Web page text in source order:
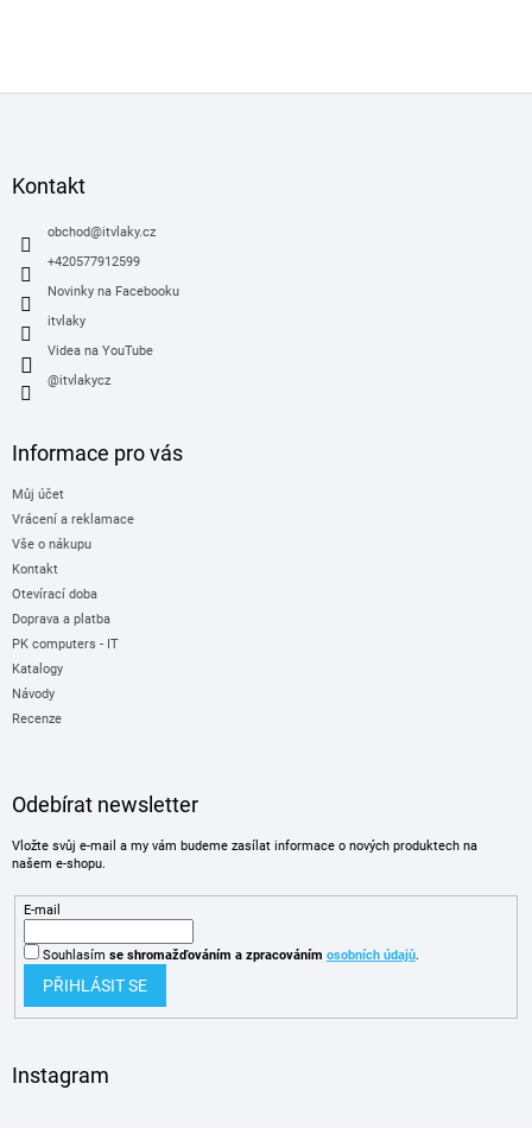
Kontakt
obchod@itvlaky.cz
+420577912599
Novinky na Facebooku
itvlaky
Videa na YouTube
@itvlakycz
Informace pro vás
Můj účet
Vrácení a reklamace
Vše o nákupu
Kontakt
Otevírací doba
Doprava a platba
PK computers - IT
Katalogy
Návody
Recenze
Odebírat newsletter
Vložte svůj e-mail a my vám budeme zasílat informace o nových produktech na
našem e-shopu.
E-mail
Souhlasím se shromažďováním a zpracováním osobních údajů.
PŘIHLÁSIT SE
Instagram